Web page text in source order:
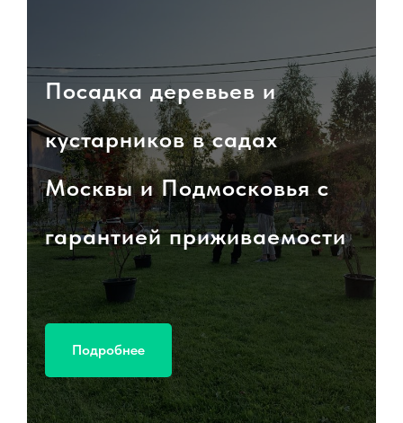
Посадка деревьев и
кустарников в садах
Москвы и Подмосковья с
гарантией приживаемости
Подробнее